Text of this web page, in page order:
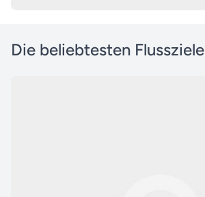
Die beliebtesten Flussziele